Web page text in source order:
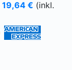
19,64 € (inkl.